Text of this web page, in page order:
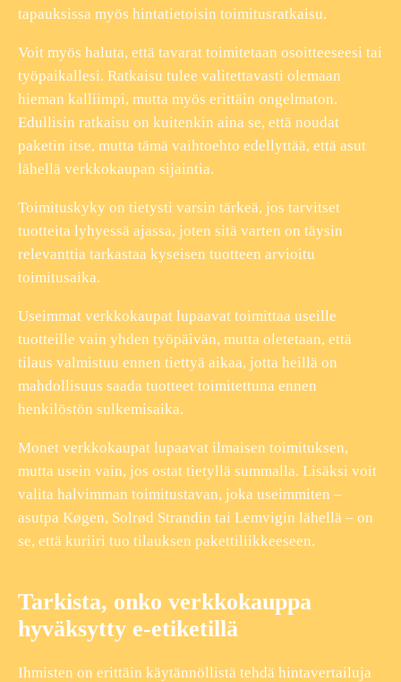
tapauksissa myös hintatietoisin toimitusratkaisu.
Voit myös haluta, että tavarat toimitetaan osoitteeseesi tai
työpaikallesi. Ratkaisu tulee valitettavasti olemaan
hieman kalliimpi, mutta myös erittäin ongelmaton.
Edullisin ratkaisu on kuitenkin aina se, että noudat
paketin itse, mutta tämä vaihtoehto edellyttää, että asut
lähellä verkkokaupan sijaintia.
Toimituskyky on tietysti varsin tärkeä, jos tarvitset
tuotteita lyhyessä ajassa, joten sitä varten on täysin
relevanttia tarkastaa kyseisen tuotteen arvioitu
toimitusaika.
Useimmat verkkokaupat lupaavat toimittaa useille
tuotteille vain yhden työpäivän, mutta oletetaan, että
tilaus valmistuu ennen tiettyä aikaa, jotta heillä on
mahdollisuus saada tuotteet toimitettuna ennen
henkilöstön sulkemisaika.
Monet verkkokaupat lupaavat ilmaisen toimituksen,
mutta usein vain, jos ostat tietyllä summalla. Lisäksi voit
valita halvimman toimitustavan, joka useimmiten –
asutpa Køgen, Solrød Strandin tai Lemvigin lähellä – on
se, että kuriiri tuo tilauksen pakettiliikkeeseen.
Tarkista, onko verkkokauppa
hyväksytty e-etiketillä
Ihmisten on erittäin käytännöllistä tehdä hintavertailuja